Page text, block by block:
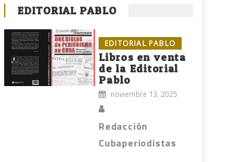
EDITORIAL PABLO
EDITORIAL PABLO
Libros en venta
de la Editorial
Pablo
noviembre 13, 2025
Redacción
Cubaperiodistas